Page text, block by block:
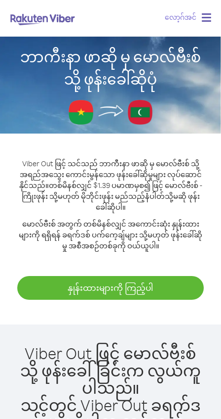
လော့ဂ်အင်
ဘာကီးနာ ဖာဆို မှ မောလ်ဗီးစ်
သို့ ဖုန်းခေါ်ဆိုပုံ
Viber Out ဖြင့် သင်သည် ဘာကီးနာ ဖာဆို မှ မောလ်ဗီးစ် သို့
အရည်အသွေး ကောင်းမွန်သော ဖုန်းခေါ်ဆိုမှုများ လုပ်ဆောင်
နိုင်သည်။တစ်မိနစ်လျှင် $1.39 ပမာဏမှစ၍ ဖြင့် မောလ်ဗီးစ် -
ကြိုးဖုန်း သို့မဟုတ် မိုဘိုင်းဖုန်း မည်သည့်နံပါတ်သို့မဆို ဖုန်း
ခေါ်ဆိုပါ။
မောလ်ဗီးစ် အတွက် တစ်မိနစ်လျှင် အကောင်းဆုံး နှုန်းထား
များကို ရရှိရန် ခရက်ဒစ် ပက်ကေ့ချ်များ သို့မဟုတ် ဖုန်းခေါ်ဆို
မှု အစီအစဉ်တစ်ခုကို ဝယ်ယူပါ။
နှုန်းထားများကို ကြည့်ပါ
Viber Out ဖြင့် မောလ်ဗီးစ်
သို့ ဖုန်းခေါ်ခြင်းက လွယ်ကူ
ပါသည်။
သင့်တွင် Viber Out ခရက်ဒ